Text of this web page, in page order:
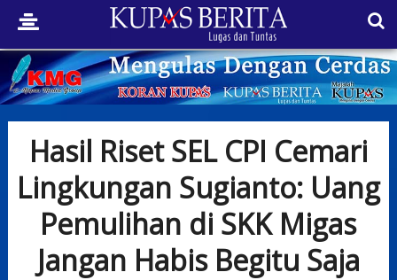
Hasil Riset SEL CPI Cemari
Lingkungan Sugianto: Uang
Pemulihan di SKK Migas
Jangan Habis Begitu Saja